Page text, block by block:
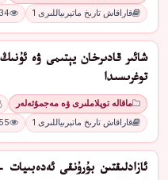
قاراقاش تارىخ ماتېرىياللىرى 1
شائىر قادىرخان يېتىمى ۋە
توغرىسىدا
ماقالە توپلاملىرى ۋە مەجمۇئەلەر
قاراقاش تارىخ ماتېرىياللىرى 1
ئازادلىقتىن بۇرۇنقى